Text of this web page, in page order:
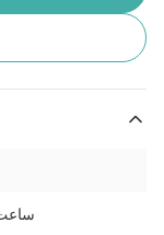
13 ساعت /